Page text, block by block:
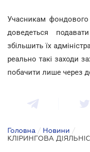
Учасникам фондового
доведеться
збільшить їх
реально такі заходи
побачити лише через
Головна / Новини /
КЛІРИНГОВА